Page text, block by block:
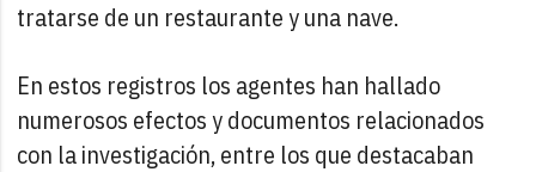
tratarse de un restaurante y una nave.
En estos registros los agentes han hallado
numerosos efectos y documentos relacionados
con la investigación, entre los que destacaban